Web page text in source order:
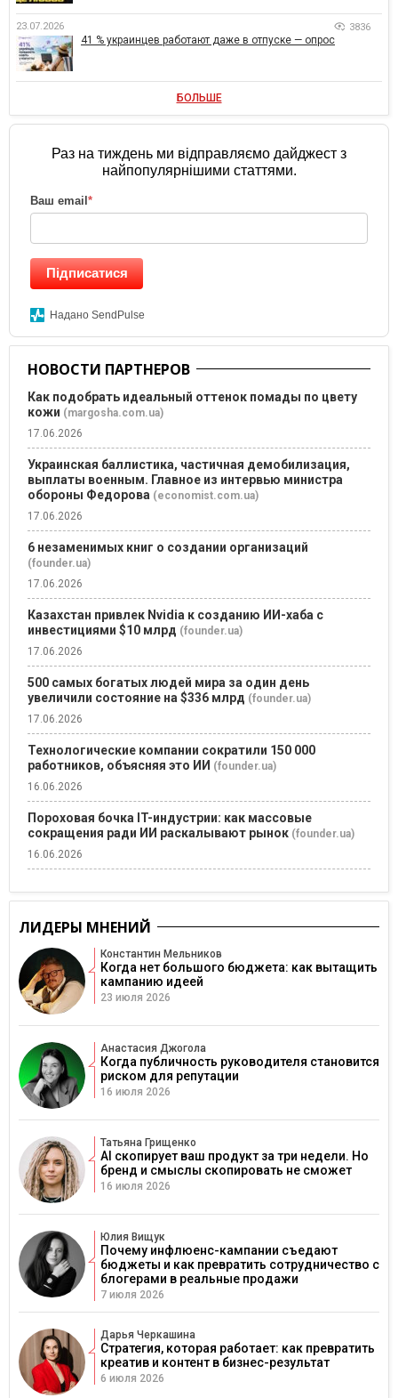
23.07.2026 3836
41 % украинцев работают даже в отпуске — опрос
БОЛЬШЕ
Раз на тиждень ми відправляємо дайджест з
найпопулярнішими статтями.
Ваш email *
Підписатися
Надано SendPulse
НОВОСТИ ПАРТНЕРОВ
Как подобрать идеальный оттенок помады по цвету
кожи (margosha.com.ua)
17.06.2026
Украинская баллистика, частичная демобилизация,
выплаты военным. Главное из интервью министра
обороны Федорова (economist.com.ua)
17.06.2026
6 незаменимых книг о создании организаций
(founder.ua)
17.06.2026
Казахстан привлек Nvidia к созданию ИИ-хаба с
инвестициями $10 млрд (founder.ua)
17.06.2026
500 самых богатых людей мира за один день
увеличили состояние на $336 млрд (founder.ua)
17.06.2026
Технологические компании сократили 150 000
работников, объясняя это ИИ (founder.ua)
16.06.2026
Пороховая бочка IT-индустрии: как массовые
сокращения ради ИИ раскалывают рынок (founder.ua)
16.06.2026
ЛИДЕРЫ МНЕНИЙ
Константин Мельников
Когда нет большого бюджета: как вытащить
кампанию идеей
23 июля 2026
Анастасия Джогола
Когда публичность руководителя становится
риском для репутации
16 июля 2026
Татьяна Грищенко
AI скопирует ваш продукт за три недели. Но
бренд и смыслы скопировать не сможет
16 июля 2026
Юлия Вищук
Почему инфлюенс-кампании съедают
бюджеты и как превратить сотрудничество с
блогерами в реальные продажи
7 июля 2026
Дарья Черкашина
Стратегия, которая работает: как превратить
креатив и контент в бизнес-результат
6 июля 2026